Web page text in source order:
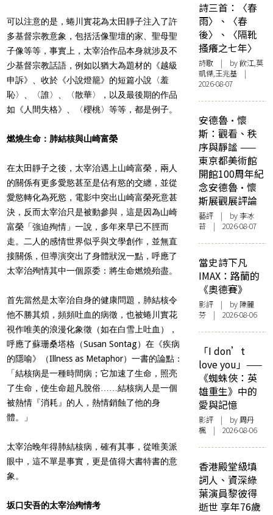
可以注意的是，蜷川實花為太田靜子注入了許
多基督宗教意象，包括活像聖壇的家、聖母聖
子像等等，事實上，太宰治作品本身就涉及不
少基督宗教話語，例如以猶大為題材的《越級
申訴》、收於《小說燈籠》的短篇小說〈羞
恥〉、〈誰〉、〈散華〉，以及最後期的作品
如《人間失格》、〈櫻桃〉等等，都是例子。
燃燒生命：肺結核與山崎富榮
在太田靜子之後，太宰治遇上山崎富榮，兩人
的關係有更多愛慾甚至是佔有慾的交纏，並從
愛慾轉化為死慾，電影中突出山崎富榮死意甚
決，反而太宰治只是被動參與，這是因為山崎
富榮「強迫殉情」一說，多年來早已不脛而
走。二人的感情世界似乎與文學創作，並無直
接關係，但導演突出了身體狀況一點，呼應了
太宰治殉情其中一個原委：將生命燃燒殆盡。
首先當然是太宰治自身的健康問題，肺結核令
他不勝其煩，頻頻吐血的病徵，也被蜷川實花
視作唯美的浪漫化象徵（如在白雪上吐血），
呼應了蘇珊桑塔格（Susan Sontag）在《疾病
的隱喻》（Illness as Metaphor）一書的論點：
「結核病是一種時間病；它加速了生命，照亮
了生命，使生命超凡脫俗……結核病人是一個
被熱情『消耗』的人，熱情銷蝕了他的身
體。」
太宰治晚年得肺結核病，確有其事，從唯美派
眼中，這不單是事實，更是值得大書特書的意
象。
坂口安吾的太宰治殉情考
詩三首：〈春
雨〉、〈春
後〉、〈隔靴
搔癢之七年〉
詩歌 | by 飲江,莫
凱傑,王兆基 |
2026-08-07
安德魯·懷
斯：觀看、秩
序與靜謐 ——
東京都美術館
開館100周年紀
念安德魯·懷
斯展觀展評論
藝評 | by 李冰
苔 | 2026-08-07
當史詩下凡
IMAX：路蘭的
《奧德賽》
影評 | by 陳麗
芬 | 2026-08-06
「I don’t
love you」——
《蜘蛛俠：英
雄重生》中的
愛與記憶
影評 | by周丹
楓 | 2026-08-06
香港殿堂級填
詞人、資深綠
葉演員黎彼得
逝世 享年76歲